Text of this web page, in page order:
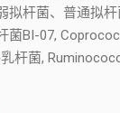
拟杆菌、普通拟
菌BI-07,
杆菌,